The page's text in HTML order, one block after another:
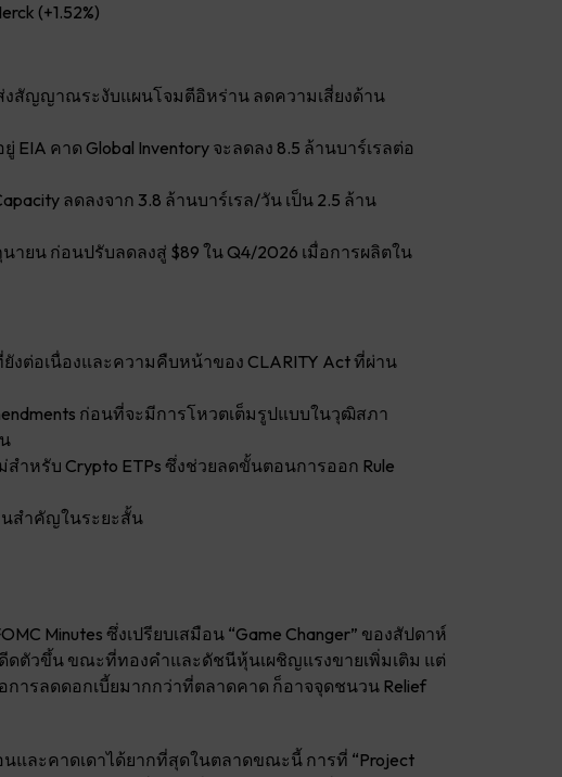
(+1.52%)
งสัญญาณระงับแผนโจมตีอิหร่าน ลดความเสี่ยงด้าน
คาด Global Inventory จะลดลง 8.5 ล้านบาร์เรลต่อ
ลดลงจาก 3.8 ล้านบาร์เรล/วัน เป็น 2.5 ล้าน
ายน ก่อนปรับลดลงสู่ $89 ใน Q4/2026 เมื่อการผลิตใน
งต่อเนื่องและความคืบหน้าของ CLARITY Act ที่ผ่าน
ก่อนที่จะมีการโหวตเต็มรูปแบบในวุฒิสภา
สำหรับ Crypto ETPs ซึ่งช่วยลดขั้นตอนการออก Rule
นสำคัญในระยะสั้น
Minutes ซึ่งเปรียบเสมือน “Game Changer” ของสัปดาห์
ดีดตัวขึ้น ขณะที่ทองคำและดัชนีหุ้นเผชิญแรงขายเพิ่มเติม แต่
การลดดอกเบี้ยมากกว่าที่ตลาดคาด ก็อาจจุดชนวน Relief
และคาดเดาได้ยากที่สุดในตลาดขณะนี้ การที่ “Project